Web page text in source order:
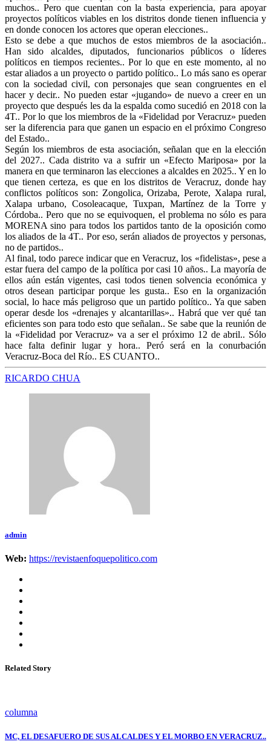
muchos.. Pero que cuentan con la basta experiencia, para apoyar
proyectos políticos viables en los distritos donde tienen influencia y
en donde conocen los actores que operan elecciones..
Esto se debe a que muchos de estos miembros de la asociación..
Han sido alcaldes, diputados, funcionarios públicos o líderes
políticos en tiempos recientes.. Por lo que en este momento, al no
estar aliados a un proyecto o partido político.. Lo más sano es operar
con la sociedad civil, con personajes que sean congruentes en el
hacer y decir.. No pueden estar «jugando» de nuevo a creer en un
proyecto que después les da la espalda como sucedió en 2018 con la
4T.. Por lo que los miembros de la «Fidelidad por Veracruz» pueden
ser la diferencia para que ganen un espacio en el próximo Congreso
del Estado..
Según los miembros de esta asociación, señalan que en la elección
del 2027.. Cada distrito va a sufrir un «Efecto Mariposa» por la
manera en que terminaron las elecciones a alcaldes en 2025.. Y en lo
que tienen certeza, es que en los distritos de Veracruz, donde hay
conflictos políticos son: Zongolica, Orizaba, Perote, Xalapa rural,
Xalapa urbano, Cosoleacaque, Tuxpan, Martínez de la Torre y
Córdoba.. Pero que no se equivoquen, el problema no sólo es para
MORENA sino para todos los partidos tanto de la oposición como
los aliados de la 4T.. Por eso, serán aliados de proyectos y personas,
no de partidos..
Al final, todo parece indicar que en Veracruz, los «fidelistas», pese a
estar fuera del campo de la política por casi 10 años.. La mayoría de
ellos aún están vigentes, casi todos tienen solvencia económica y
otros desean participar porque les gusta.. Eso en la organización
social, lo hace más peligroso que un partido político.. Ya que saben
operar desde los «drenajes y alcantarillas».. Habrá que ver qué tan
eficientes son para todo esto que señalan.. Se sabe que la reunión de
la «Fidelidad por Veracruz» va a ser el próximo 12 de abril.. Sólo
hace falta definir lugar y hora.. Peró será en la conurbación
Veracruz-Boca del Río.. ES CUANTO..
RICARDO CHUA
admin
Web: https://revistaenfoquepolitico.com
Related Story
columna
MC, EL DESAFUERO DE SUS ALCALDES Y EL MORBO EN VERACRUZ..